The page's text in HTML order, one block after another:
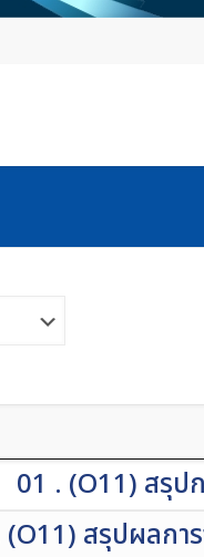
01 . (O11) สรุป
สรุปผลกา